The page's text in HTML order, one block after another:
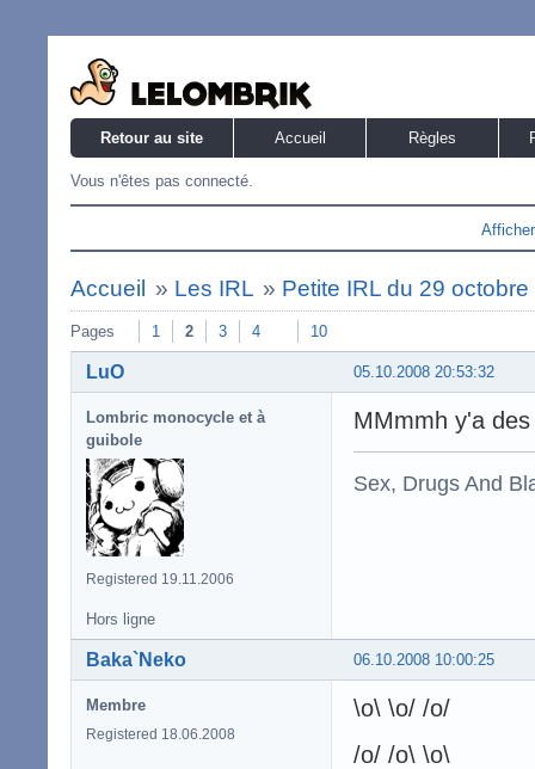
Retour au site Accueil Règles
Vous n'êtes pas connecté.
Accueil » Les IRL » Petite IRL du 29
Pages 1 2 3 4 10
05.10.2008 20:53:32
LuO
Lombric monocycle et à
guibole
Registered 19.11.2006
MMmmh y'a
Sex, Drugs And
Hors ligne
06.10.2008 10:00:25
Baka`Neko
Membre
Registered 18.06.2008
\o\ \o/ /o/
/o/ /o\ \o\